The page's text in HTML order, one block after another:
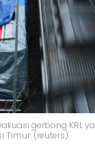
gerbong KRL
Timur. (reuters)